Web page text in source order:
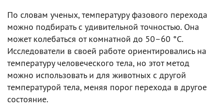
По словам ученых, температуру фазового перехода
можно подбирать с удивительной точностью. Она
может колебаться от комнатной до 50–60 °C.
Исследователи в своей работе ориентировались на
температуру человеческого тела, но этот метод
можно использовать и для животных с другой
температурой тела, меняя порог перехода в другое
состояние.